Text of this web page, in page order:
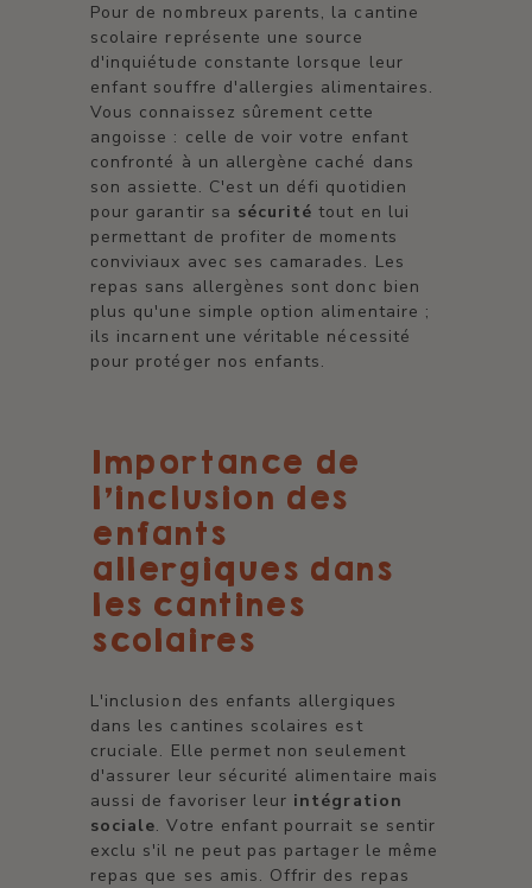
Pour de nombreux parents, la cantine
scolaire représente une source
d'inquiétude constante lorsque leur
enfant souffre d'allergies alimentaires.
Vous connaissez sûrement cette
angoisse : celle de voir votre enfant
confronté à un allergène caché dans
son assiette. C'est un défi quotidien
pour garantir sa sécurité tout en lui
permettant de profiter de moments
conviviaux avec ses camarades. Les
repas sans allergènes sont donc bien
plus qu'une simple option alimentaire ;
ils incarnent une véritable nécessité
pour protéger nos enfants.
Importance de
l'inclusion des
enfants
allergiques dans
les cantines
scolaires
L'inclusion des enfants allergiques
dans les cantines scolaires est
cruciale. Elle permet non seulement
d'assurer leur sécurité alimentaire mais
aussi de favoriser leur intégration
sociale. Votre enfant pourrait se sentir
exclu s'il ne peut pas partager le même
repas que ses amis. Offrir des repas